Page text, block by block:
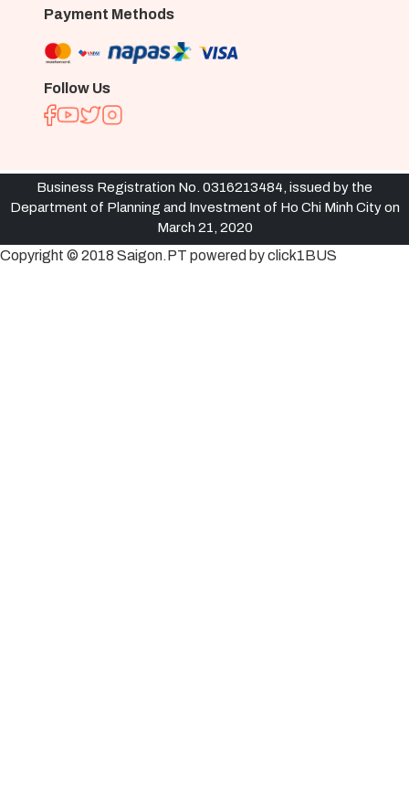
Payment Methods
Follow Us
Business Registration No. 0316213484, issued by the
Department of Planning and Investment of Ho Chi Minh City on
March 21, 2020
Copyright © 2018 Saigon.PT powered by click1BUS